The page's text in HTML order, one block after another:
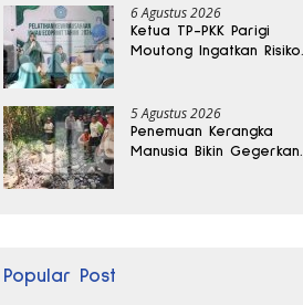
Bersalin
6 Agustus 2026
Ketua TP-PKK Parigi
Moutong Ingatkan Risiko
5 Agustus 2026
Penemuan Kerangka
Manusia Bikin Gegerkan
Popular Post